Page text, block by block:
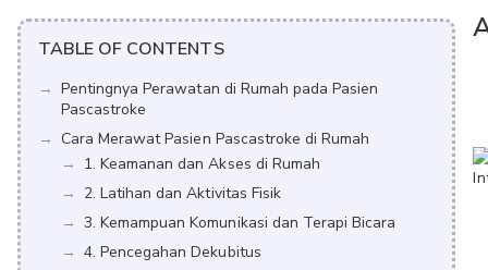
TABLE OF CONTENTS
Pentingnya Perawatan di Rumah pada Pasien
Pascastroke
Cara Merawat Pasien Pascastroke di Rumah
1. Keamanan dan Akses di Rumah
2. Latihan dan Aktivitas Fisik
3. Kemampuan Komunikasi dan Terapi Bicara
4. Pencegahan Dekubitus